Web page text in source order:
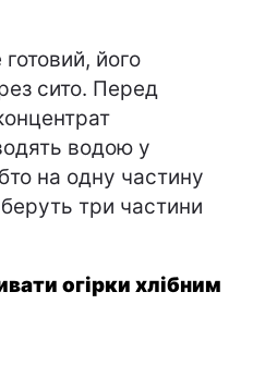
його
сито. Перед
водою у
на одну частину
три частини
огірки хлібним